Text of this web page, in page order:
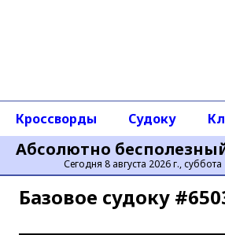
Абсолютно
Сегодня 8 августа 2026 г., суббота
Кроссворды Судоку
Базовое cудоку